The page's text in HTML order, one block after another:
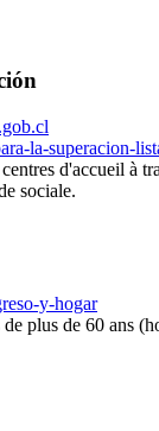
la-superacion-
d'accueil à
sociale.
y-hogar
plus de 60 ans